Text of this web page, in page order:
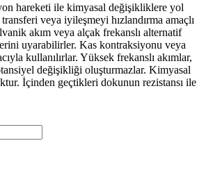
hareketi ile kimyasal değişikliklere yol
veya iyileşmeyi hızlandırma amaçlı
akım veya alçak frekanslı alternatif
uyarabilirler. Kas kontraksiyonu veya
kullanılırlar. Yüksek frekanslı akımlar,
değişikliği oluşturmazlar. Kimyasal
İçinden geçtikleri dokunun rezistansı ile